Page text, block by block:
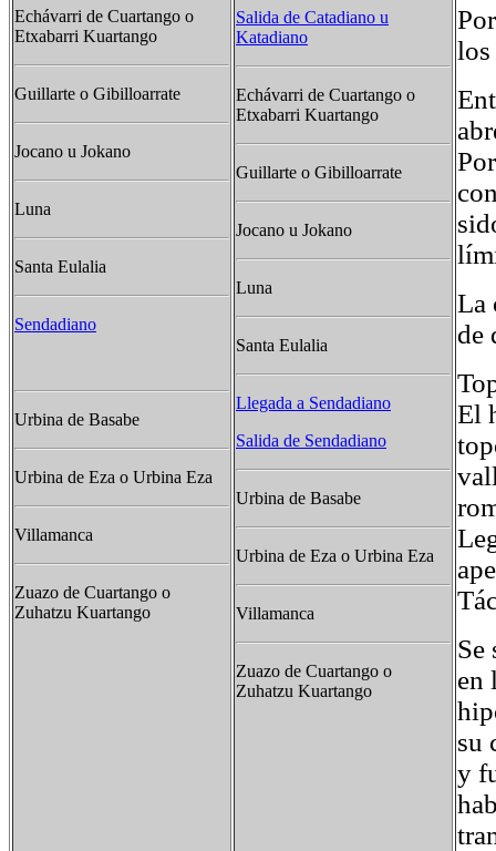
Echávarri de Cuartango o
Etxabarri Kuartango
Guillarte o Gibilloarrate
Jocano u Jokano
Luna
Santa Eulalia
Sendadiano
Urbina de Basabe
Urbina de Eza o Urbina Eza
Villamanca
Zuazo de Cuartango o
Zuhatzu Kuartango
Salida de Catadiano u
Katadiano
Echávarri de Cuartango o
Etxabarri Kuartango
Guillarte o Gibilloarrate
Jocano u Jokano
Luna
Santa Eulalia
Llegada a Sendadiano
Salida de Sendadiano
Urbina de Basabe
Urbina de Eza o Urbina Eza
Villamanca
Zuazo de Cuartango o
Zuhatzu Kuartango
los
La
de
El
Se
en
su
y